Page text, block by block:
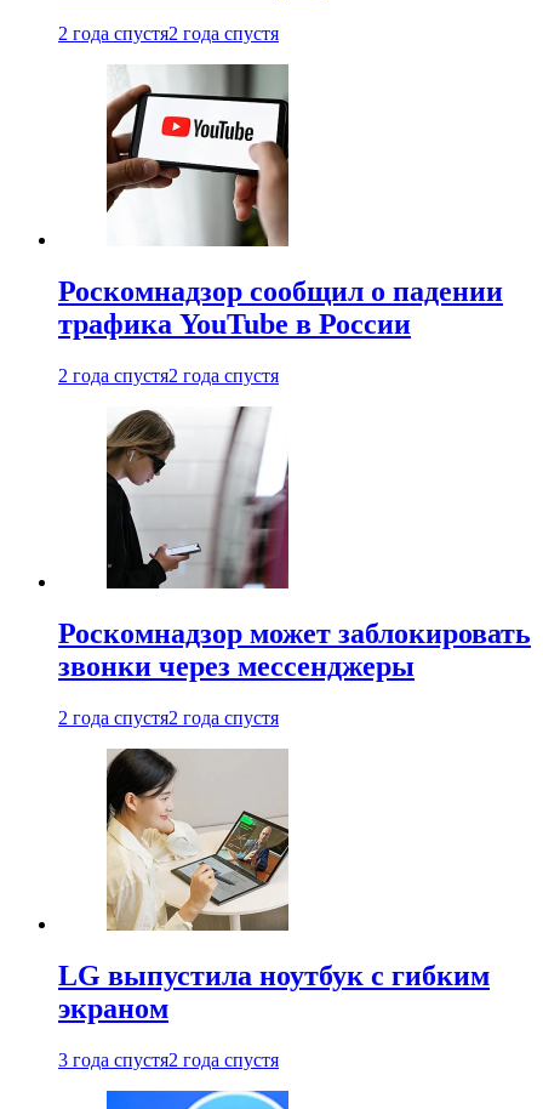
2 года спустя2 года спустя
Роскомнадзор сообщил о падении
трафика YouTube в России
2 года спустя2 года спустя
Роскомнадзор может заблокировать
звонки через мессенджеры
2 года спустя2 года спустя
LG выпустила ноутбук с гибким
экраном
3 года спустя2 года спустя